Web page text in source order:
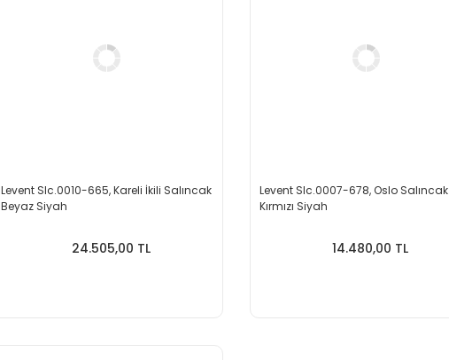
Levent Slc.0010-665, Kareli İkili Salıncak
Beyaz Siyah
24.505,00 TL
Levent Slc.0007-678, Oslo Salıncak
Kırmızı Siyah
14.480,00 TL